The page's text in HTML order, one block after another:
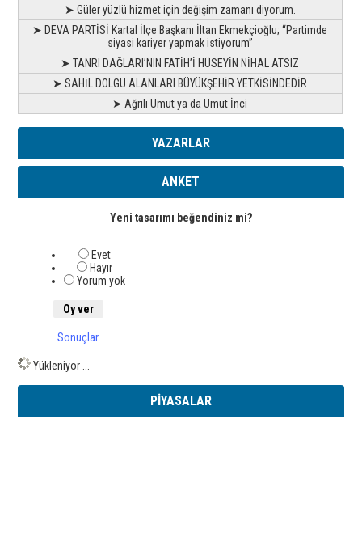
➤ Güler yüzlü hizmet için değişim zamanı diyorum.
➤ DEVA PARTİSİ Kartal İlçe Başkanı İltan Ekmekçioğlu; “Partimde
siyasi kariyer yapmak istiyorum”
➤ TANRI DAĞLARI’NIN FATİH’İ HÜSEYİN NİHAL ATSIZ
➤ SAHİL DOLGU ALANLARI BÜYÜKŞEHİR YETKİSİNDEDİR
➤ Ağrılı Umut ya da Umut İnci
YAZARLAR
ANKET
Yeni tasarımı beğendiniz mi?
Evet
Hayır
Yorum yok
Sonuçlar
Yükleniyor ...
PİYASALAR